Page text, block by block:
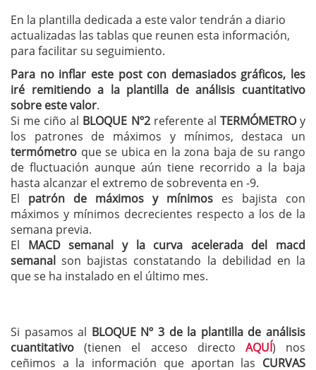
En la plantilla dedicada a este valor tendrán a diario
actualizadas las tablas que reunen esta información,
para facilitar su seguimiento.
Para no inflar este post con demasiados gráficos, les
iré remitiendo a la plantilla de análisis cuantitativo
sobre este valor.
Si me ciño al BLOQUE Nº2referente al TERMÓMETROy
los patrones de máximos y mínimos, destaca un
termómetro que se ubica en la zona baja de su rango
de fluctuación aunque aún tiene recorrido a la baja
hasta alcanzar el extremo de sobreventa en -9.
El patrón de máximos y mínimos es bajista con
máximos y mínimos decrecientes respecto a los de la
semana previa.
El MACD semanal y la curva acelerada del macd
semanal son bajistas constatando la debilidad en la
que se ha instalado en el último mes.
Si pasamos al BLOQUE Nº 3 de la plantilla de análisis
cuantitativo (tienen el acceso directo AQUÍ) nos
ceñimos a la información que aportan las CURVAS